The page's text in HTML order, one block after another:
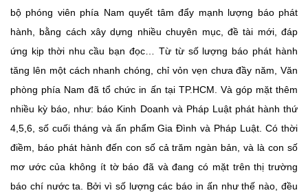
bộ phóng viên phía Nam quyết tâm đẩy mạnh lượng báo phát
hành, bằng cách xây dựng nhiều chuyên mục, đề tài mới, đáp
ứng kịp thời nhu cầu bạn đọc… Từ từ số lượng báo phát hành
tăng lên một cách nhanh chóng, chỉ vỏn vẹn chưa đầy năm, Văn
phòng phía Nam đã tổ chức in ấn tại TP.HCM. Và góp mặt thêm
nhiều kỳ báo, như: báo Kinh Doanh và Pháp Luật phát hành thứ
4,5,6, số cuối tháng và ấn phẩm Gia Đình và Pháp Luật. Có thời
điềm, báo phát hành đến con số cả trăm ngàn bản, và là con số
mơ ước của không ít tờ báo đã và đang có mặt trên thị trường
báo chí nước ta. Bởi vì số lượng các báo in ấn như thế nào, đều